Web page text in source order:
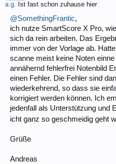
a.g. Ist fast schon zuhause hier
@SomethingFrantic,
ich nutze SmartScore X Pro,
sich da rein arbeiten. Das
immer von der Vorlage ab.
scanne meist keine Noten
annähernd fehlerfrei Notenbild
einen Fehler. Die Fehler sind
wiederkehrend, so dass sie
korrigiert werden können. Ich
jedenfall als Unterstützung und
icht ganz so geschmeidig geht
Grüße
Andreas